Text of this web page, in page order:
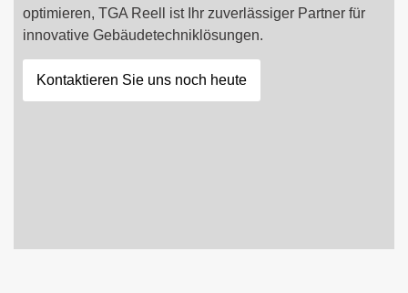
optimieren, TGA Reell ist Ihr zuverlässiger Partner für
innovative Gebäudetechniklösungen.
Kontaktieren Sie uns noch heute